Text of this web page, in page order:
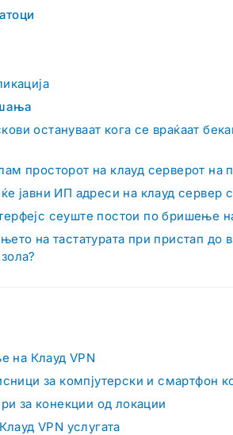
остануваат кога се враќаат
просторот на клауд серверот на
јавни ИП адреси на клауд сервер
сеуште постои по бришење
на тастатурата при пристап до
на Клауд VPN
за компјутерски и смартфон
за конекции од локации
VPN услугата